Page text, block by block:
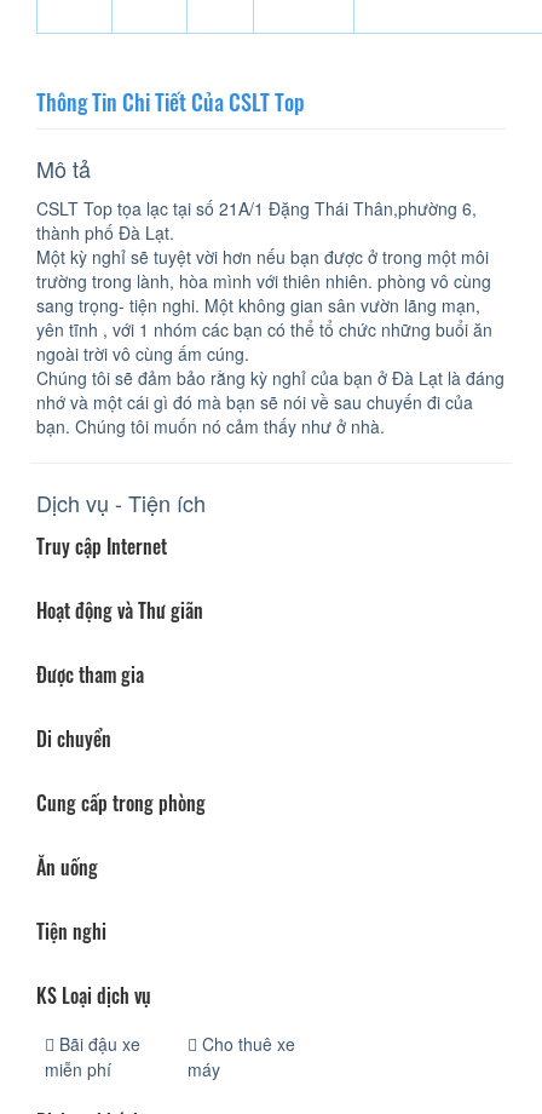
Thông Tin Chi Tiết Của CSLT Top
Mô tả
CSLT Top tọa lạc tại số 21A/1 Đặng Thái Thân,phường 6,
thành phố Đà Lạt.
Một kỳ nghỉ sẽ tuyệt vời hơn nếu bạn được ở trong một môi
trường trong lành, hòa mình với thiên nhiên. phòng vô cùng
sang trọng- tiện nghi. Một không gian sân vườn lãng mạn,
yên tĩnh , với 1 nhóm các bạn có thể tổ chức những buổi ăn
ngoài trời vô cùng ấm cúng.
Chúng tôi sẽ đảm bảo rằng kỳ nghỉ của bạn ở Đà Lạt là đáng
nhớ và một cái gì đó mà bạn sẽ nói về sau chuyến đi của
bạn. Chúng tôi muốn nó cảm thấy như ở nhà.
Dịch vụ - Tiện ích
Truy cập Internet
Hoạt động và Thư giãn
Được tham gia
Di chuyển
Cung cấp trong phòng
Ăn uống
Tiện nghi
KS Loại dịch vụ
Bãi đậu xe
miễn phí
Cho thuê xe
máy